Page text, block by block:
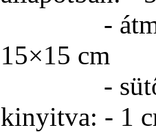
-
15×15 cm
- sütőlap
kinyitva: - 1